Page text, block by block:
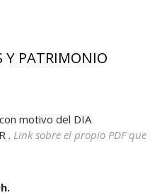
Y PATRIMONIO
motivo del DIA
. Link sobre el propio PDF que